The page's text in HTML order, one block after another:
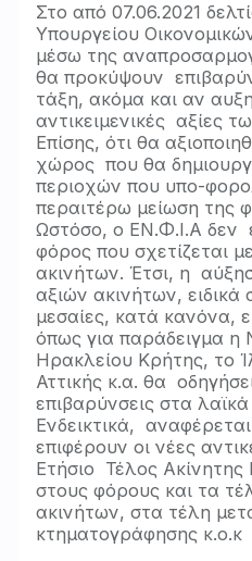
Στο από 07.06.2021
Υπουργείου
μέσω της
θα προκύψουν
τάξη, ακόμα και αν
αντικειμενικές αξίες
Επίσης, ότι θα
χώρος που θα
περιοχών που υπο-
περαιτέρω μείωση της
Ωστόσο, ο ΕΝ.Φ.Ι.Α δεν
φόρος που σχετίζεται
ακινήτων. Έτσι, η
αξιών ακινήτων, ειδικά
μεσαίες, κατά κανόνα,
όπως για παράδειγμα
Ηρακλείου Κρήτης, το
Αττικής κ.α. θα
επιβαρύνσεις στα
Ενδεικτικά,
επιφέρουν οι νέες
Ετήσιο Τέλος
στους φόρους και τα
ακινήτων, στα τέλη
κτηματογράφησης κ.ο.κ